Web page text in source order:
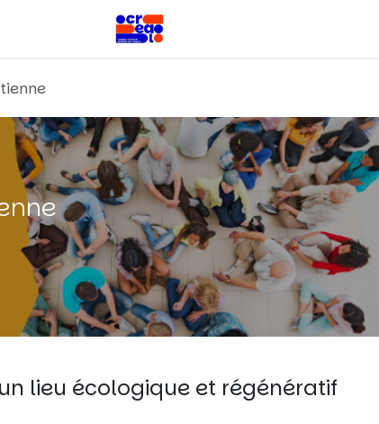
lieu écologique et régénératif